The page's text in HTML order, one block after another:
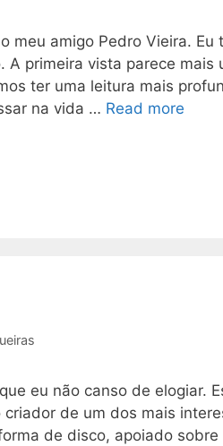
meu amigo Pedro Vieira.
A primeira vista parece
ter uma leitura mais
na vida … Read more
eu não canso de elogiar.
de um dos mais
de disco, apoiado